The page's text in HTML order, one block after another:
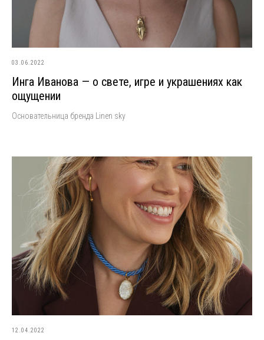
03.06.2022
Инга Иванова — о свете, игре и украшениях как
ощущении
Основательница бренда Linen sky
12.04.2022